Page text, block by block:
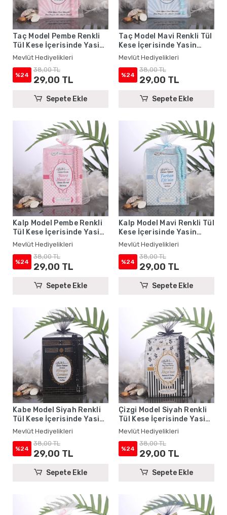
Taç Model Pembe Renkli
Tül Kese İçerisinde Yasin
Kitabı ve Tesbih - Mevlüt
Hediyelikleri
Mevlüt Hediyelikleri
%24
38,00 TL
29,00 TL
Sepete Ekle
Taç Model Mavi Renkli Tül
Kese İçerisinde Yasin
Kitabı ve Tesbih - Mevlüt
Hediyelikleri
Mevlüt Hediyelikleri
%24
38,00 TL
29,00 TL
Sepete Ekle
Kalp Model Pembe Renkli
Tül Kese İçerisinde Yasin
Kitabı ve Tesbih - Mevlüt
Hediyelikleri
Mevlüt Hediyelikleri
%24
38,00 TL
29,00 TL
Sepete Ekle
Kalp Model Mavi Renkli Tül
Kese İçerisinde Yasin
Kitabı ve Tesbih - Mevlüt
Hediyelikleri
Mevlüt Hediyelikleri
%24
38,00 TL
29,00 TL
Sepete Ekle
Kabe Model Siyah Renkli
Tül Kese İçerisinde Yasin
Kitabı ve Tesbih - Mevlüt
Hediyelikleri
Mevlüt Hediyelikleri
%24
38,00 TL
29,00 TL
Sepete Ekle
Çizgi Model Siyah Renkli
Tül Kese İçerisinde Yasin
Kitabı ve Tesbih - Mevlüt
Hediyelikleri
Mevlüt Hediyelikleri
%24
38,00 TL
29,00 TL
Sepete Ekle